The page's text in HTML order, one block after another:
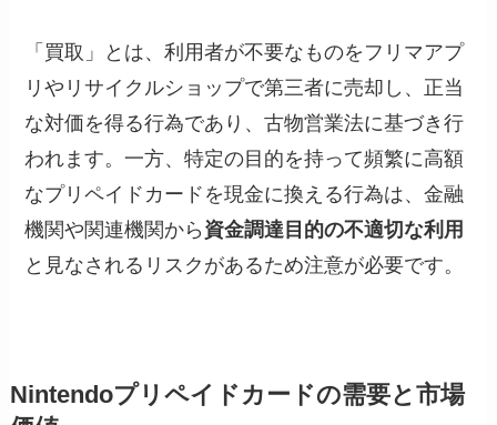
「買取」とは、利用者が不要なものをフリマアプ
リやリサイクルショップで第三者に売却し、正当
な対価を得る行為であり、古物営業法に基づき行
われます。一方、特定の目的を持って頻繁に高額
なプリペイドカードを現金に換える行為は、金融
機関や関連機関から 資金調達目的の不適切な利用
と見なされるリスクがあるため注意が必要です。
Nintendoプリペイドカードの需要と市場